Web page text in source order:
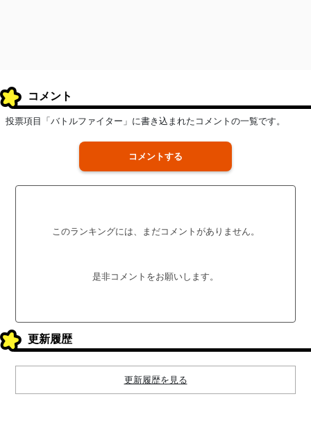
コメント
投票項目「バトルファイター」に書き込まれたコメントの一覧です。
コメントする
このランキングには、まだコメントがありません。
是非コメントをお願いします。
更新履歴
更新履歴を見る